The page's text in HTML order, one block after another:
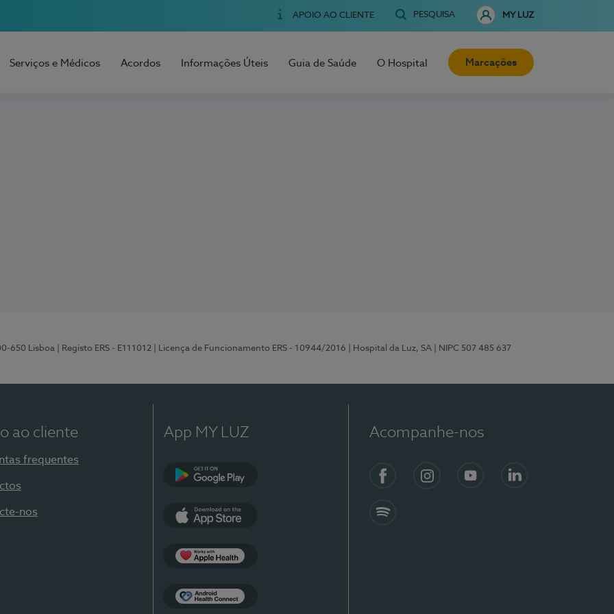
APOIO AO CLIENTE PESQUISA MY LUZ
Serviços e Médicos Acordos Informações Úteis Guia de Saúde O Hospital Marcações
650 Lisboa | Registo ERS - E111012 | Licença de Funcionamento ERS - 10944/2016 | Hospital da Luz, SA | NIPC 507 485 637
ao cliente
frequentes
nos
App MY LUZ Acompanhe-nos